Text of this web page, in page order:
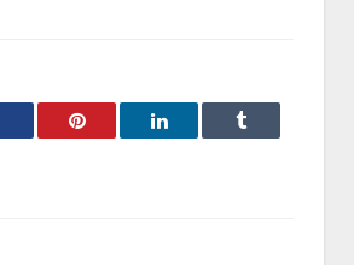
Facebook Pinterest LinkedIn Tumblr